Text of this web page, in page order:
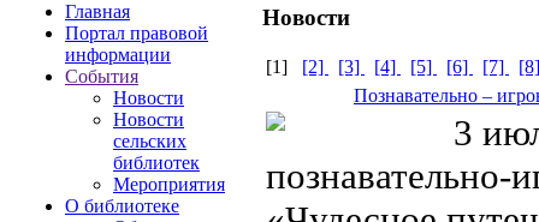
Главная
Портал правовой
информации
События
Новости
Новости
сельских
библиотек
Мероприятия
О библиотеке
Новости
[1] [2] [3] [4] [5] [6] [7]
Познавательно –
3
познавательно-